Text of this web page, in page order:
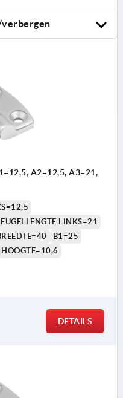
verbergen
LINKS=21
B1=25
HOOGTE=10,6
DETAILS